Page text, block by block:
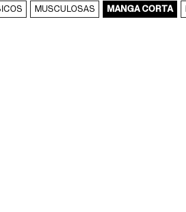
MUSCULOSAS MANGA CORTA